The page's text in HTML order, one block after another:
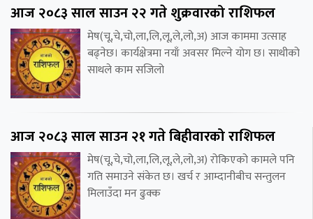
आज २०८३ साल साउन २२ गते शुक्रवारको राशिफल
मेष(चू,चे,चो,ला,लि,लू,ले,लो,अ) आज काममा उत्साह
बढ्नेछ। कार्यक्षेत्रमा नयाँ अवसर मिल्ने योग छ। साथीको
साथले काम सजिलो
आज २०८३ साल साउन २१ गते बिहीवारको राशिफल
मेष(चू,चे,चो,ला,लि,लू,ले,लो,अ) रोकिएको कामले पनि
गति समाउने संकेत छ। खर्च र आम्दानीबीच सन्तुलन
मिलाउँदा मन ढुक्क